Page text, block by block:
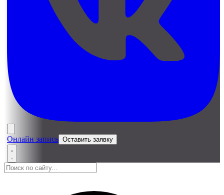
Онлайн запись Оставить заявку